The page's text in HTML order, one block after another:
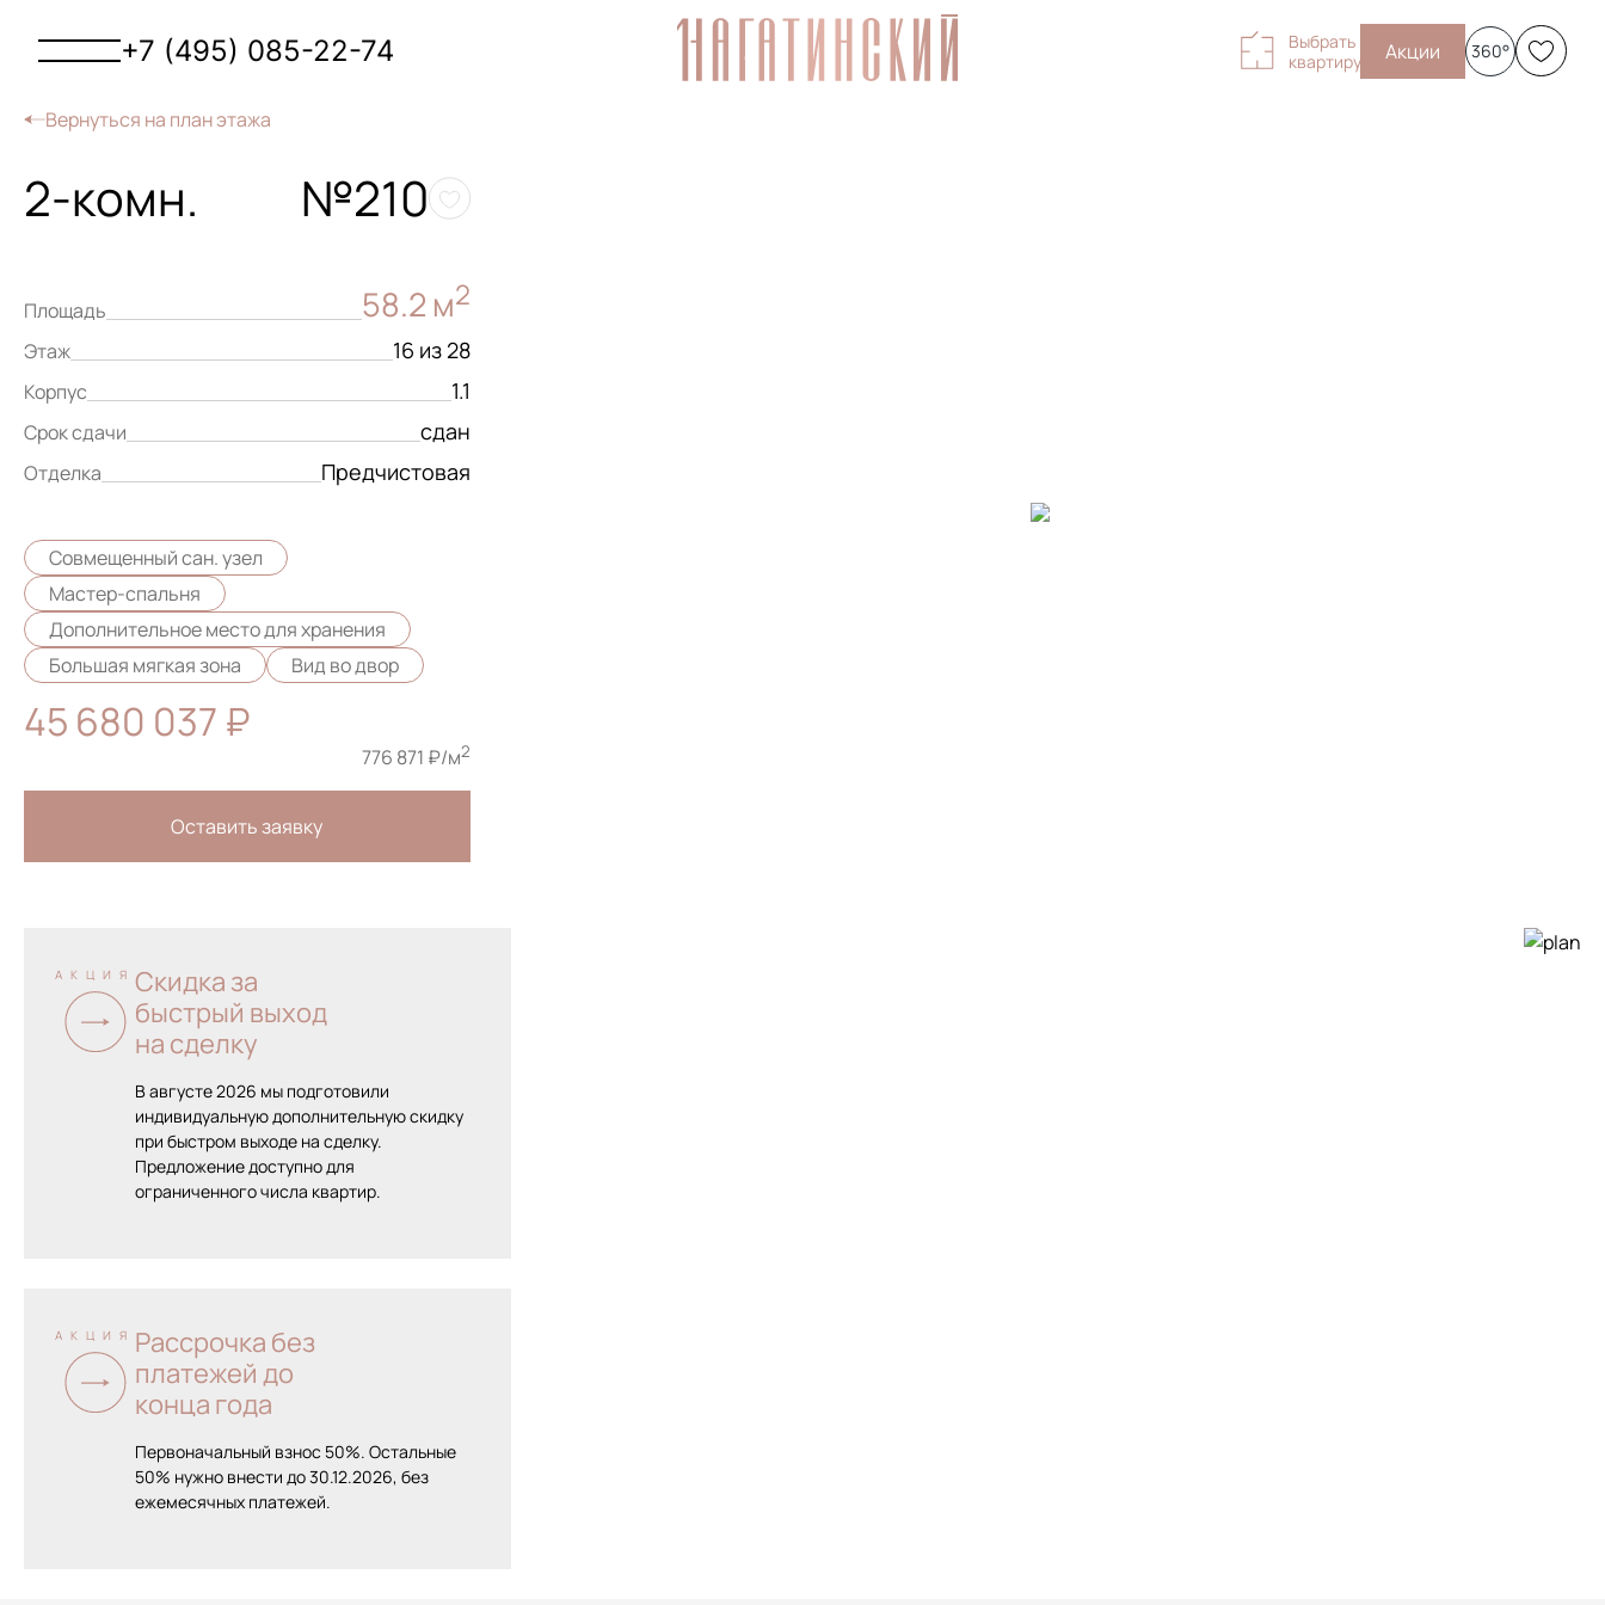
+7 (495) 085-22-74
Выбрать
квартиру
Акции 360°
Вернуться на план этажа
2-комн. №210
Площадь 58.2 м2
Этаж 16 из 28
Корпус 1.1
Срок сдачи сдан
Отделка Предчистовая
Совмещенный сан. узел
Мастер-спальня
Дополнительное место для хранения
Большая мягкая зона
Вид во двор
45 680 037 ₽
776 871 ₽/м2
Оставить заявку
АКЦИЯ Скидка за
быстрый выход
на сделку
В августе 2026 мы подготовили
индивидуальную дополнительную скидку
при быстром выходе на сделку.
Предложение доступно для
ограниченного числа квартир.
АКЦИЯ Рассрочка без
платежей до
конца года
Первоначальный взнос 50%. Остальные
50% нужно внести до 30.12.2026, без
ежемесячных платежей.